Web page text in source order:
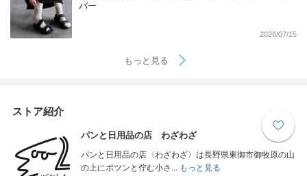
バー
2026/07/15
もっと見る
ストア紹介
パンと日用品の店 わざわざ
パンと日用品の店〈わざわざ〉は長野県東御市御牧原の山
の上にポツンと佇む小さ...もっと見る